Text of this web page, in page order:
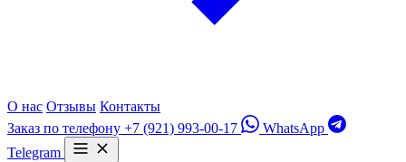
О нас Отзывы Контакты
Заказ по телефону +7 (921) 993-00-17
WhatsApp
Telegram